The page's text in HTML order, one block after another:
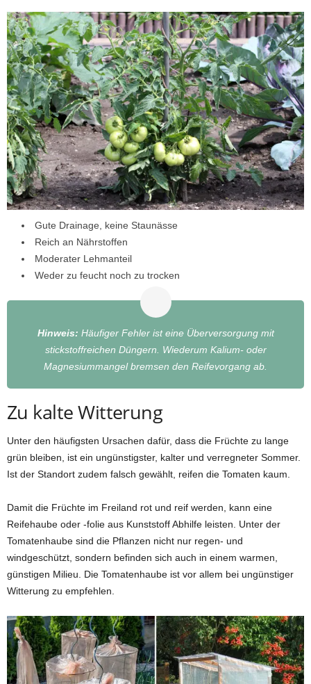
Gute Drainage, keine Staunässe
Reich an Nährstoffen
Moderater Lehmanteil
Weder zu feucht noch zu trocken
Hinweis: Häufiger Fehler ist eine Überversorgung mit
stickstoffreichen Düngern. Wiederum Kalium- oder
Magnesiummangel bremsen den Reifevorgang ab.
Zu kalte Witterung
Unter den häufigsten Ursachen dafür, dass die Früchte zu lange
grün bleiben, ist ein ungünstigster, kalter und verregneter Sommer.
Ist der Standort zudem falsch gewählt, reifen die Tomaten kaum.
Damit die Früchte im Freiland rot und reif werden, kann eine
Reifehaube oder -folie aus Kunststoff Abhilfe leisten. Unter der
Tomatenhaube sind die Pflanzen nicht nur regen- und
windgeschützt, sondern befinden sich auch in einem warmen,
günstigen Milieu. Die Tomatenhaube ist vor allem bei ungünstiger
Witterung zu empfehlen.